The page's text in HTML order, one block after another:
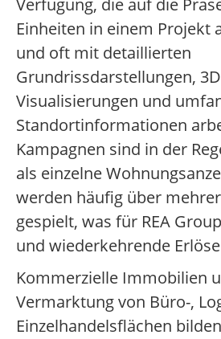
Verfügung, die auf die
Einheiten in einem Projekt
und oft mit detaillierten
Grundrissdarstellungen,
Visualisierungen und
Standortinformationen
Kampagnen sind in der
als einzelne
werden häufig über
gespielt, was für REA
und wiederkehrende
Kommerzielle Immobilien
Vermarktung von Büro-,
Einzelhandelsflächen